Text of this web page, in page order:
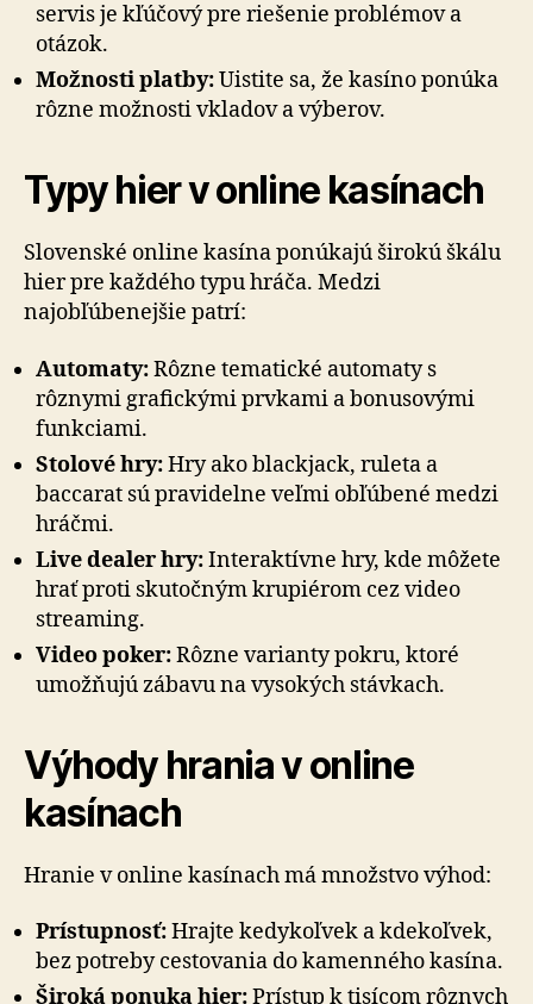
servis je kľúčový pre riešenie problémov a
otázok.
Možnosti platby:Uistite sa, že kasíno ponúka
rôzne možnosti vkladov a výberov.
Typy hier v online kasínach
Slovenské online kasína ponúkajú širokú škálu
hier pre každého typu hráča. Medzi
najobľúbenejšie patrí:
Automaty:Rôzne tematické automaty s
rôznymi grafickými prvkami a bonusovými
funkciami.
Stolové hry:Hry ako blackjack, ruleta a
baccarat sú pravidelne veľmi obľúbené medzi
hráčmi.
Live dealer hry:Interaktívne hry, kde môžete
hrať proti skutočným krupiérom cez video
streaming.
Video poker:Rôzne varianty pokru, ktoré
umožňujú zábavu na vysokých stávkach.
Výhody hrania v online
kasínach
Hranie v online kasínach má množstvo výhod:
Prístupnosť:Hrajte kedykoľvek a kdekoľvek,
bez potreby cestovania do kamenného kasína.
Široká ponuka hier:Prístup k tisícom rôznych